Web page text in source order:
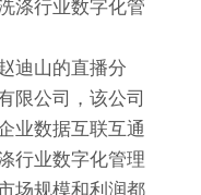
涤行业数字化管
迪山的直播分
限公司，该公司
业数据互联互通
行业数字化管理
场规模和利润都